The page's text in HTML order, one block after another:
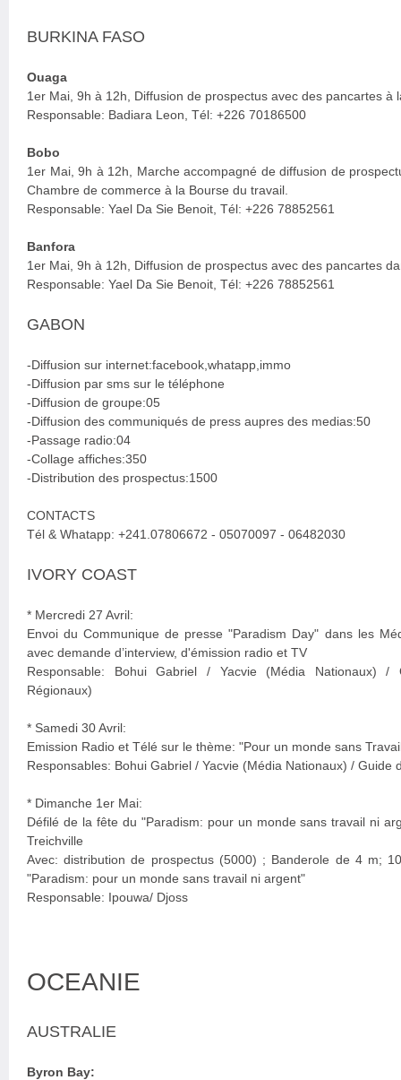
BURKINA FASO
Ouaga
1er Mai, 9h à 12h, Diffusion de prospectus avec des pancartes à
Responsable: Badiara Leon, Tél: +226 70186500
Bobo
1er Mai, 9h à 12h, Marche accompagné de diffusion de
Chambre de commerce à la Bourse du travail.
Responsable: Yael Da Sie Benoit, Tél: +226 78852561
Banfora
1er Mai, 9h à 12h, Diffusion de prospectus avec des pancartes
Responsable: Yael Da Sie Benoit, Tél: +226 78852561
GABON
-Diffusion sur internet:facebook,whatapp,immo
-Diffusion par sms sur le téléphone
-Diffusion de groupe:05
-Diffusion des communiqués de press aupres des medias:50
-Passage radio:04
-Collage affiches:350
-Distribution des prospectus:1500
CONTACTS
Tél & Whatapp: +241.07806672 - 05070097 - 06482030
IVORY COAST
* Mercredi 27 Avril:
Envoi du Communique de presse "Paradism Day" dans les
avec demande d’interview, d'émission radio et TV
Responsable: Bohui Gabriel / Yacvie (Média Nationaux) /
Régionaux)
* Samedi 30 Avril:
Emission Radio et Télé sur le thème: "Pour un monde sans
Responsables: Bohui Gabriel / Yacvie (Média Nationaux) / Guide
* Dimanche 1er Mai:
Défilé de la fête du "Paradism: pour un monde sans travail ni
Treichville
Avec: distribution de prospectus (5000) ; Banderole de 4 m;
"Paradism: pour un monde sans travail ni argent"
Responsable: Ipouwa/ Djoss
OCEANIE
AUSTRALIE
Byron Bay: